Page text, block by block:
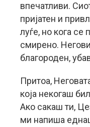
впечатливи.
пријатен и
луѓе, но кога се
смирено.
благороден,
Притоа,
која некогаш
Ако сакаш ти,
ми напиша